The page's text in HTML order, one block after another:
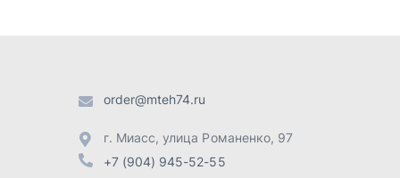
г. Челябинск,Свердловский
тракт, 3Е